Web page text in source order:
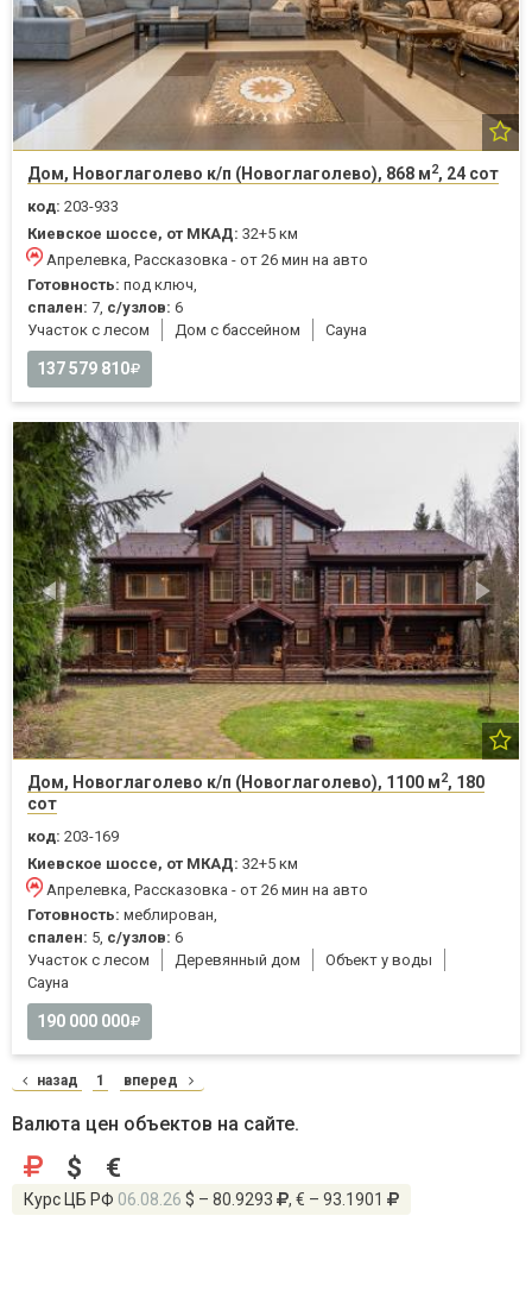
Дом, Новоглаголево к/п (Новоглаголево), 868 м2, 24 сот
код: 203-933
Киевское шоссе, от МКАД: 32+5 км
Апрелевка, Рассказовка - от 26 мин на авто
Готовность: под ключ,
спален: 7, с/узлов: 6
Участок с лесом
Дом с бассейном Cауна
137 579 810
Дом, Новоглаголево к/п (Новоглаголево), 1100 м2, 180
сот
код: 203-169
Киевское шоссе, от МКАД: 32+5 км
Апрелевка, Рассказовка - от 26 мин на авто
Готовность: меблирован,
спален: 5, с/узлов: 6
Участок с лесом
Деревянный дом
Объект у воды
Cауна
190 000 000
назад 1 вперед
Валюта цен объектов на сайте.
$ €
Курс ЦБ РФ 06.08.26 $ – 80.9293 , € – 93.1901